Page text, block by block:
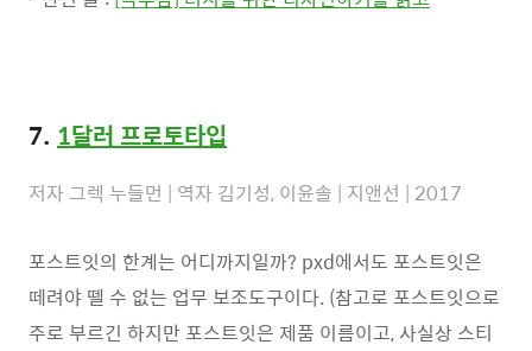
7. 1달러 프로토타입
저자 그렉 누들먼 | 역자 김기성, 이윤솔 | 지앤선 | 2017
포스트잇의 한계는 어디까지일까? pxd에서도 포스트잇은
떼려야 뗄 수 없는 업무 보조도구이다. (참고로 포스트잇으로
주로 부르긴 하지만 포스트잇은 제품 이름이고, 사실상 스티